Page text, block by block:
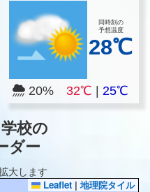
同時刻の
予想温度
28℃
20%32℃ |25℃
校の
ダー
大します
Leaflet | 地理院タイル